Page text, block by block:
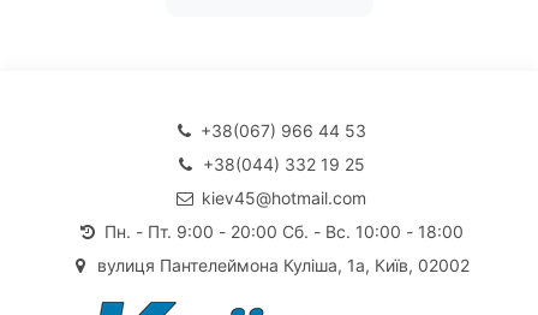
+38(067) 966 44 53
+38(044) 332 19 25
kiev45@hotmail.com
Пн. - Пт. 9:00 - 20:00 Сб. - Вс. 10:00 - 18:00
вулиця Пантелеймона Куліша, 1а, Київ, 02002